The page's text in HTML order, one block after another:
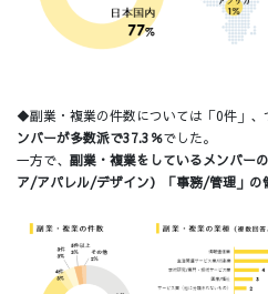
◆副業・複業の件数については「0件」、
ンバーが多数派で37.3％でした。
一方で、 副業・複業をしているメンバー
ア/アパレル/デザイン）「事務/管理」の